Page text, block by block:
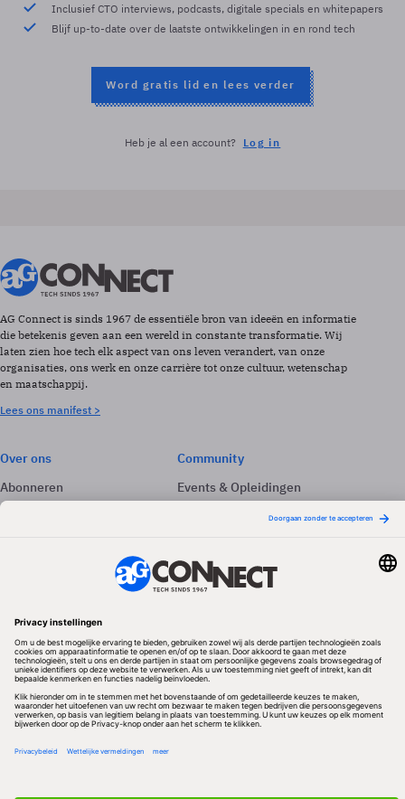
Inclusief CTO interviews, podcasts, digitale specials en whitepapers
Blijf up-to-date over de laatste ontwikkelingen in en rond tech
Word gratis lid en lees verder
Heb je al een account? Log in
AG Connect is sinds 1967 de essentiële bron van ideeën en informatie
die betekenis geven aan een wereld in constante transformatie. Wij
laten zien hoe tech elk aspect van ons leven verandert, van onze
organisaties, ons werk en onze carrière tot onze cultuur, wetenschap
en maatschappij.
Lees ons manifest >
Over ons
Abonneren
Adverteren
Community
Events & Opleidingen
Volg ons
Redactionele partner
Algemene Voorwaarden & Copyrights